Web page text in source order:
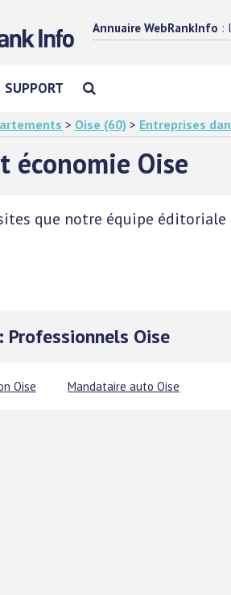
Annuaire WebRankInfo :
SUPPORT
> Oise (60) > Entreprises
économie Oise
que notre équipe éditoriale
Oise
Oise Mandataire auto Oise